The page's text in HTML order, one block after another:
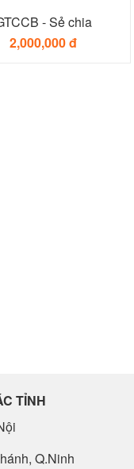
- Sẻ chia
2,000,000 đ
TỈNH
Q.Ninh